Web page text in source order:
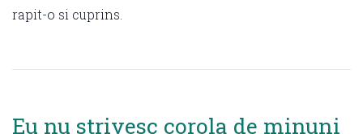
rapit-o si cuprins.
Eu nu strivesc corola de minuni